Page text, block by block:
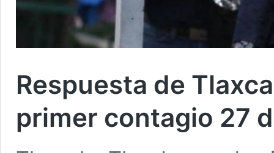
Respuesta de
primer contagio 27